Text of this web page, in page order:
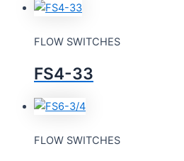
FLOW SWITCHES
FS4-33
FLOW SWITCHES